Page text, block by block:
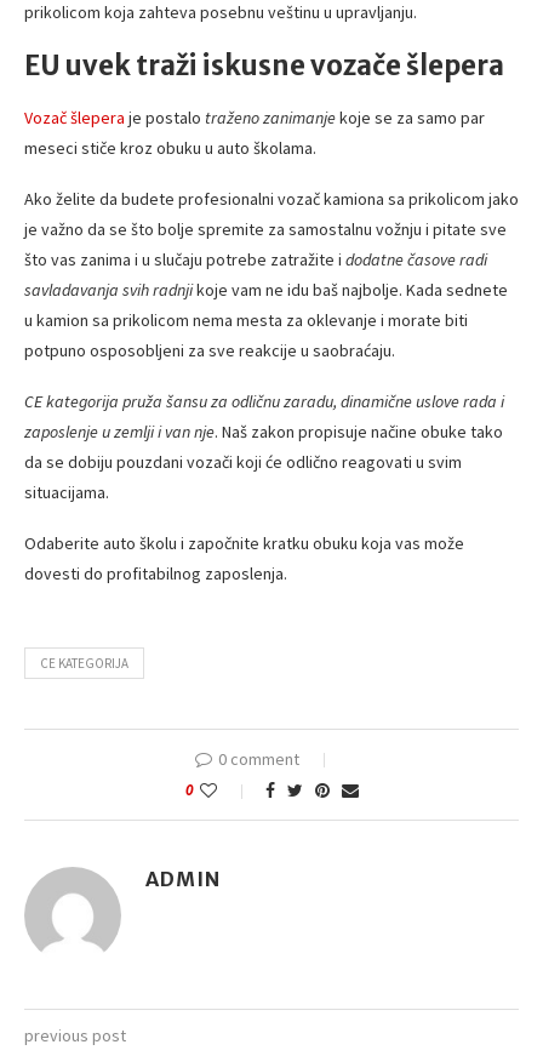
prikolicom koja zahteva posebnu veštinu u upravljanju.
EU uvek traži iskusne vozače šlepera
Vozač šlepera je postalo traženo zanimanjekoje se za samo par
meseci stiče kroz obuku u auto školama.
Ako želite da budete profesionalni vozač kamiona sa prikolicom jako
je važno da se što bolje spremite za samostalnu vožnju i pitate sve
što vas zanima i u slučaju potrebe zatražite i dodatne časove radi
savladavanja svih radnjikoje vam ne idu baš najbolje. Kada sednete
u kamion sa prikolicom nema mesta za oklevanje i morate biti
potpuno osposobljeni za sve reakcije u saobraćaju.
CE kategorija pruža šansu za odličnu zaradu, dinamične uslove rada i
zaposlenje u zemlji i van nje. Naš zakon propisuje načine obuke tako
da se dobiju pouzdani vozači koji će odlično reagovati u svim
situacijama.
Odaberite auto školu i započnite kratku obuku koja vas može
dovesti do profitabilnog zaposlenja.
CE KATEGORIJA
0 comment
0
ADMIN
previous post